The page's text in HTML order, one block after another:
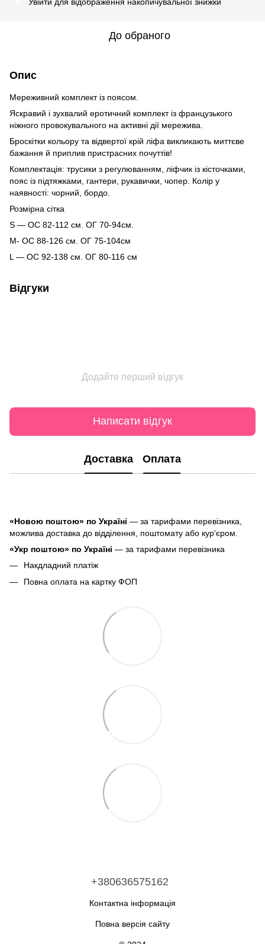
До обраного
Опис
Мереживний комплект із поясом.
Яскравий і зухвалий еротичний комплект із французького
ніжного провокувального на активні дії мережива.
Броскітки кольору та відвертої крій ліфа викликають миттєве
бажання й приплив пристрасних почуттів!
Комплектація: трусики з регулюванням, ліфчик із кісточками,
пояс із підтяжками, гантери, рукавички, чопер. Колір у
наявності: чорний, бордо.
Розмірна сітка
S — ОС 82-112 см. ОГ 70-94см.
M- ОС 88-126 см. ОГ 75-104см
L — ОС 92-138 см. ОГ 80-116 см
Відгуки
Додайте перший відгук
Написати відгук
Доставка Оплата
«Новою поштою» по Україні — за тарифами перевізника,
можлива доставка до відділення, поштомату або кур'єром.
«Укр поштою» по Україні — за тарифами перевізника
Накдладний платіж
Повна оплата на картку ФОП
+380636575162
Контактна інформація
Повна версія сайту